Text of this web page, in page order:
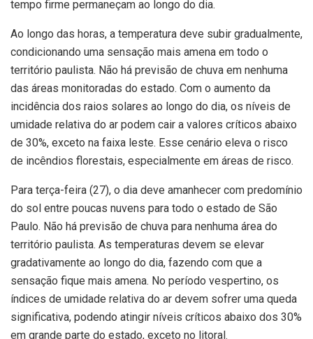
tempo firme permaneçam ao longo do dia.
Ao longo das horas, a temperatura deve subir gradualmente,
condicionando uma sensação mais amena em todo o
território paulista. Não há previsão de chuva em nenhuma
das áreas monitoradas do estado. Com o aumento da
incidência dos raios solares ao longo do dia, os níveis de
umidade relativa do ar podem cair a valores críticos abaixo
de 30%, exceto na faixa leste. Esse cenário eleva o risco
de incêndios florestais, especialmente em áreas de risco.
Para terça-feira (27), o dia deve amanhecer com predomínio
do sol entre poucas nuvens para todo o estado de São
Paulo. Não há previsão de chuva para nenhuma área do
território paulista. As temperaturas devem se elevar
gradativamente ao longo do dia, fazendo com que a
sensação fique mais amena. No período vespertino, os
índices de umidade relativa do ar devem sofrer uma queda
significativa, podendo atingir níveis críticos abaixo dos 30%
em grande parte do estado, exceto no litoral.